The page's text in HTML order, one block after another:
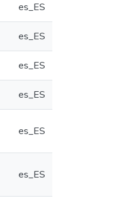
es_ES
es_ES
es_ES
es_ES
es_ES
es_ES